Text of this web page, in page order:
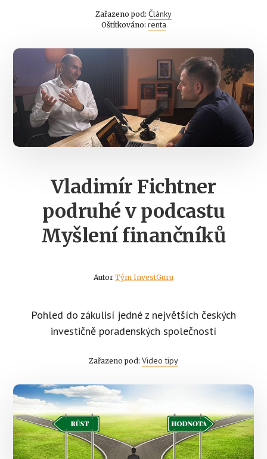
Zařazeno pod: Články
Oštítkováno: renta
Vladimír Fichtner
podruhé v podcastu
Myšlení finančníků
Autor Tým InvestGuru
Pohled do zákulisí jedné z největších českých
investičně poradenských společností
Zařazeno pod: Video tipy